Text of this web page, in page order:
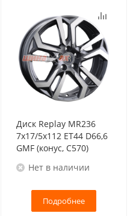
Диск Replay MR236
7x17/5x112 ET44 D66,6
GMF (конус, C570)
Нет в наличии
Подробнее